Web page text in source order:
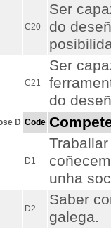
C20
Ser
do
C21
Ser
do
D Code
D1
unha
D2
Saber
galega.